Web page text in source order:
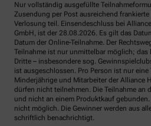
Nur vollständig ausgefüllte
Zusendung per Post ausreichend
Verlosung teil. Einsendeschluss bei
GmbH, ist der 28.08.2026. Es gilt das
Datum der Online-Teilnahme. Der
Teilnahme ist nur unmittelbar möglich; das
Dritte – insbesondere sog.
ist ausgeschlossen. Pro Person ist nur
Minderjährige und Mitarbeiter der Alliance
dürfen nicht teilnehmen. Die Teilnahme an
und nicht an einem Produktkauf
nicht möglich. Die Gewinner werden aus
schriftlich benachrichtigt.